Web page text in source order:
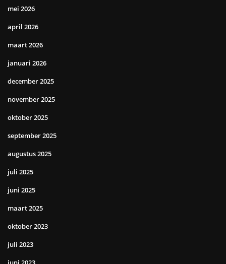
mei 2026
april 2026
maart 2026
januari 2026
december 2025
november 2025
oktober 2025
september 2025
augustus 2025
juli 2025
juni 2025
maart 2025
oktober 2023
juli 2023